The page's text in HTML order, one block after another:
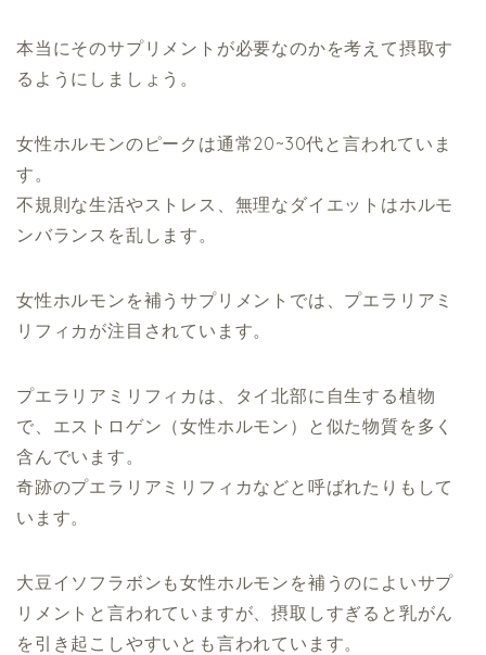
本当にそのサプリメントが必要なのかを考えて摂取す
るようにしましょう。
女性ホルモンのピークは通常20~30代と言われていま
す。
不規則な生活やストレス、無理なダイエットはホルモ
ンバランスを乱します。
女性ホルモンを補うサプリメントでは、プエラリアミ
リフィカが注目されています。
プエラリアミリフィカは、タイ北部に自生する植物
で、エストロゲン（女性ホルモン）と似た物質を多く
含んでいます。
奇跡のプエラリアミリフィカなどと呼ばれたりもして
います。
大豆イソフラボンも女性ホルモンを補うのによいサプ
リメントと言われていますが、摂取しすぎると乳がん
を引き起こしやすいとも言われています。